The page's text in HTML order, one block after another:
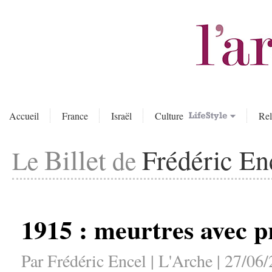
Accueil France Israël Culture
LeBilletdeFrédéric
1915 : meurtres avec
Par Frédéric Encel | L'Arche | 27/